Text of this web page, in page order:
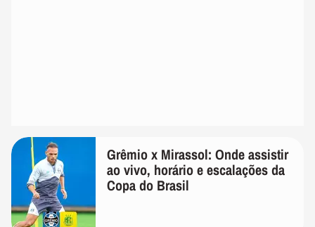
Grêmio x Mirassol: Onde assistir
ao vivo, horário e escalações da
Copa do Brasil